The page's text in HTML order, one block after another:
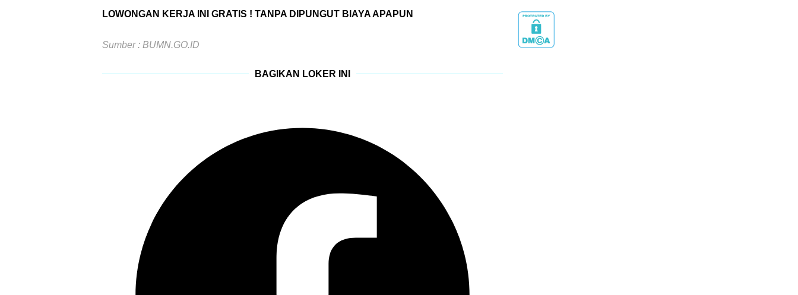
LOWONGAN KERJA INI GRATIS ! TANPA DIPUNGUT BIAYA APAPUN
Sumber : BUMN.GO.ID
BAGIKAN LOKER INI